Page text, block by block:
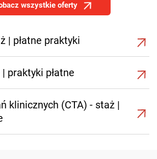
wszystkie oferty
| płatne praktyki
praktyki płatne
klinicznych (CTA) - staż |